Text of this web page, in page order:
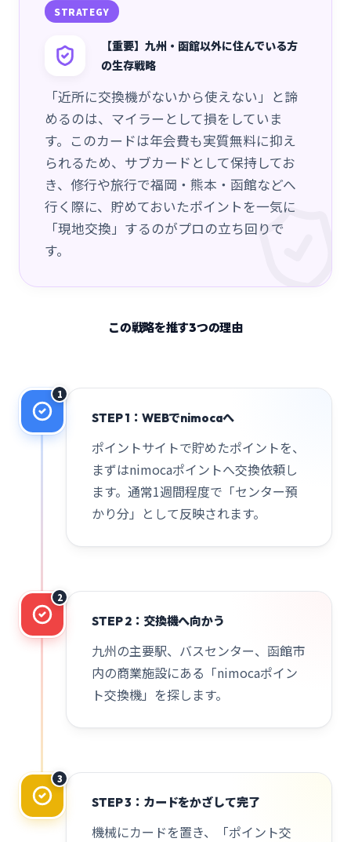
STRATEGY
【重要】九州・函館以外に住んでいる方
の生存戦略
「近所に交換機がないから使えない」と諦
めるのは、マイラーとして損をしていま
す。このカードは年会費も実質無料に抑え
られるため、サブカードとして保持してお
き、修行や旅行で福岡・熊本・函館などへ
行く際に、貯めておいたポイントを一気に
「現地交換」するのがプロの立ち回りで
す。
この戦略を推す3つの理由
1
STEP 1：WEBでnimocaへ
ポイントサイトで貯めたポイントを、
まずはnimocaポイントへ交換依頼し
ます。通常1週間程度で「センター預
かり分」として反映されます。
2
STEP 2：交換機へ向かう
九州の主要駅、バスセンター、函館市
内の商業施設にある「nimocaポイン
ト交換機」を探します。
3
STEP 3：カードをかざして完了
機械にカードを置き、「ポイント交